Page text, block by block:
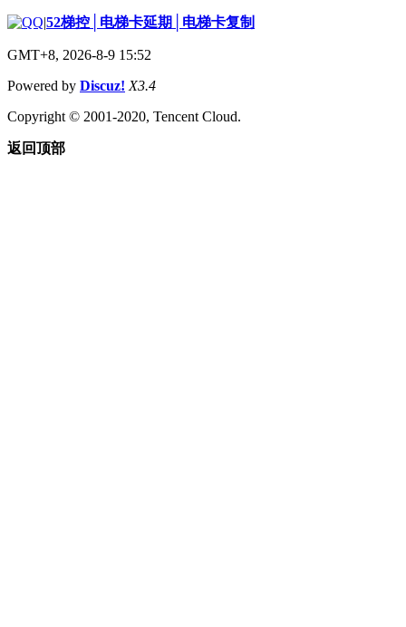
|52梯控│电梯卡延期│电梯卡复制
GMT+8, 2026-8-9 15:52
Powered by Discuz! X3.4
Copyright © 2001-2020, Tencent Cloud.
返回顶部